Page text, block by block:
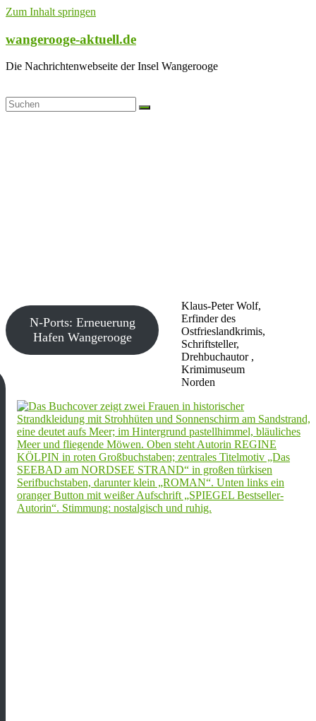
Zum Inhalt springen
wangerooge-aktuell.de
Die Nachrichtenwebseite der Insel Wangerooge
Klaus-Peter Wolf,
Erfinder des
Ostfrieslandkrimis,
Schriftsteller,
Drehbuchautor ,
Krimimuseum
Norden
N-Ports: Erneuerung
Hafen Wangerooge